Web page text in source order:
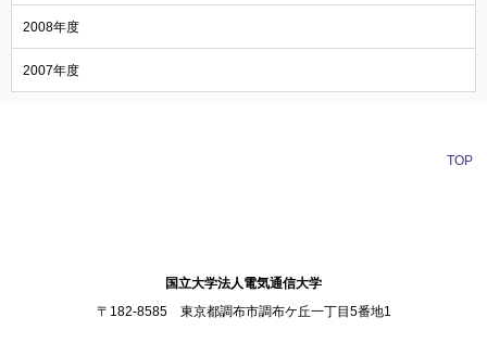
2008年度
2007年度
TOP
国立大学法人電気通信大学
〒182-8585 東京都調布市調布ケ丘一丁目5番地1